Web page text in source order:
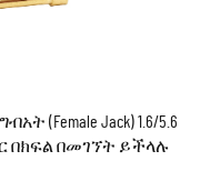
(Female Jack) 1.6/5.6
በክፍል በመገኘት ይችላሉ